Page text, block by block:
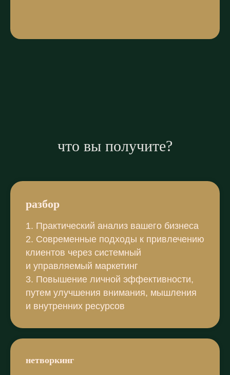
что вы получите?
разбор
1. Практический анализ вашего бизнеса
2. Современные подходы к привлечению
клиентов через системный
и управляемый маркетинг
3. Повышение личной эффективности,
путем улучшения внимания, мышления
и внутренних ресурсов
нетворкинг